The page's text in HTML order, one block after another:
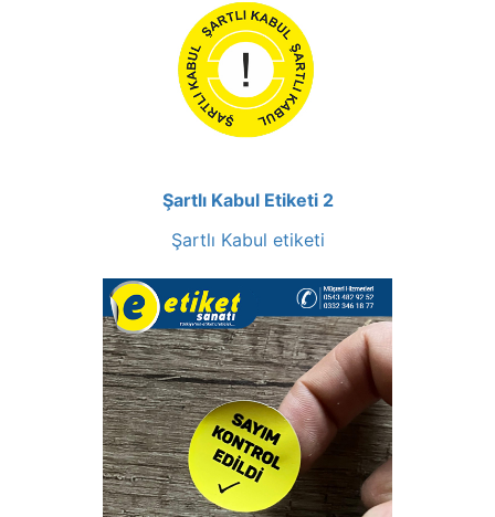
Şartlı Kabul Etiketi 2
Şartlı Kabul etiketi